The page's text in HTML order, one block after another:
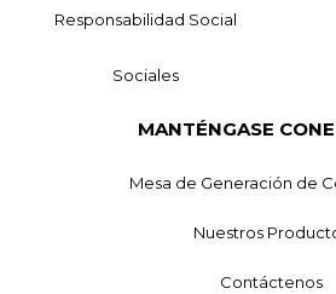
Responsabilidad Social
Sociales
MANTÉNGASE
Mesa de Generación de
Nuestros
Contáctenos